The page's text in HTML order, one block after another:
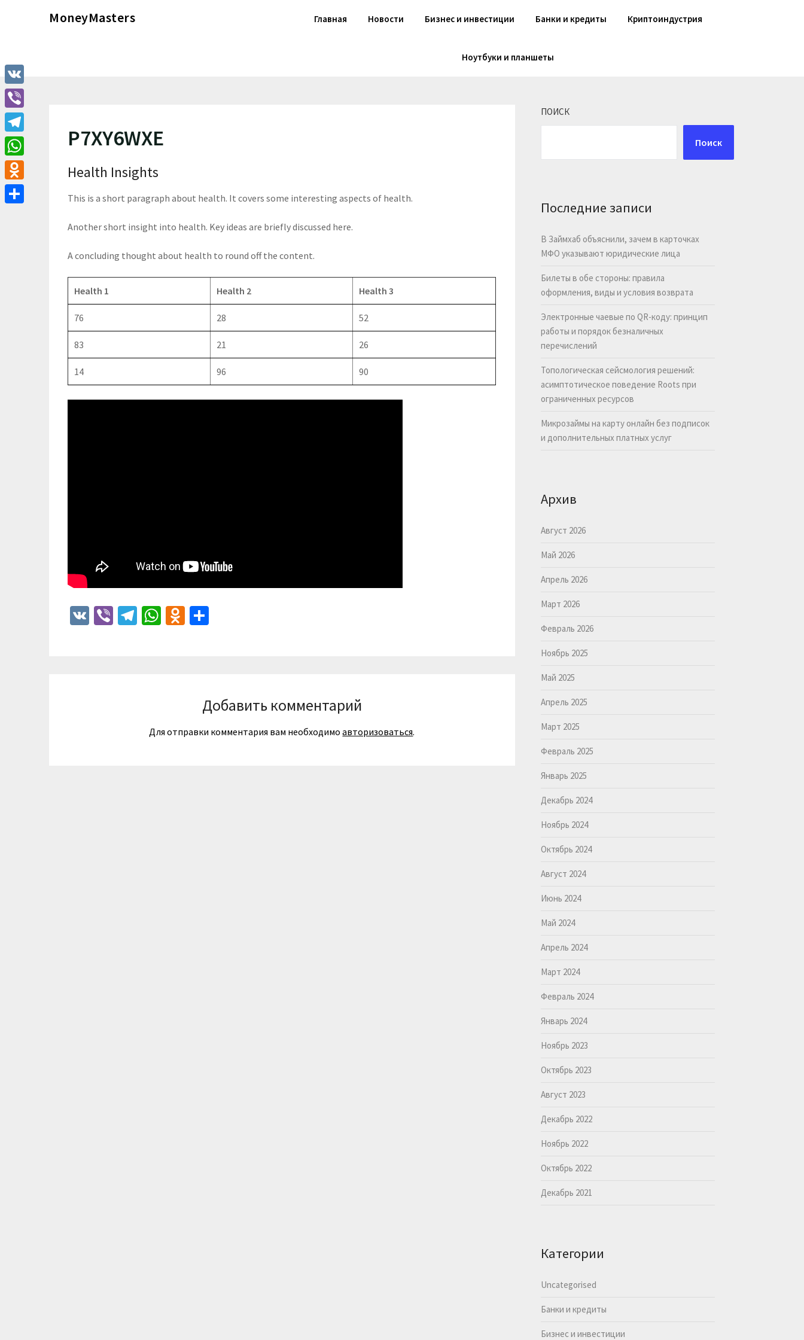
MoneyMasters Главная Новости Бизнес и инвестиции Банки и кредиты Криптоиндустрия
Ноутбуки и планшеты
P7XY6WXE
Health Insights
This is a short paragraph about health. It covers some interesting aspects of health.
Another short insight into health. Key ideas are briefly discussed here.
A concluding thought about health to round off the content.
Health 1 Health 2 Health 3
76 28 52
83 21 26
14 96 90
VK ViberTelegram
WhatsApp
Odnoklassniki
Добавить комментарий
Для отправки комментария вам необходимоавторизоваться.
ПОИСК
Поиск
Последние записи
В Займхаб объяснили, зачем в карточках
МФО указывают юридические лица
Билеты в обе стороны: правила
оформления, виды и условия возврата
Электронные чаевые по QR-коду: принцип
работы и порядок безналичных
перечислений
Топологическая сейсмология решений:
асимптотическое поведение Roots при
ограниченных ресурсов
Микрозаймы на карту онлайн без подписок
и дополнительных платных услуг
Архив
Август 2026
Май 2026
Апрель 2026
Март 2026
Февраль 2026
Ноябрь 2025
Май 2025
Апрель 2025
Март 2025
Февраль 2025
Январь 2025
Декабрь 2024
Ноябрь 2024
Октябрь 2024
Август 2024
Июнь 2024
Май 2024
Апрель 2024
Март 2024
Февраль 2024
Январь 2024
Ноябрь 2023
Октябрь 2023
Август 2023
Декабрь 2022
Ноябрь 2022
Октябрь 2022
Декабрь 2021
Категории
Uncategorised
Банки и кредиты
Бизнес и инвестиции
VK
Viber
Telegram
WhatsApp
Odnoklassniki